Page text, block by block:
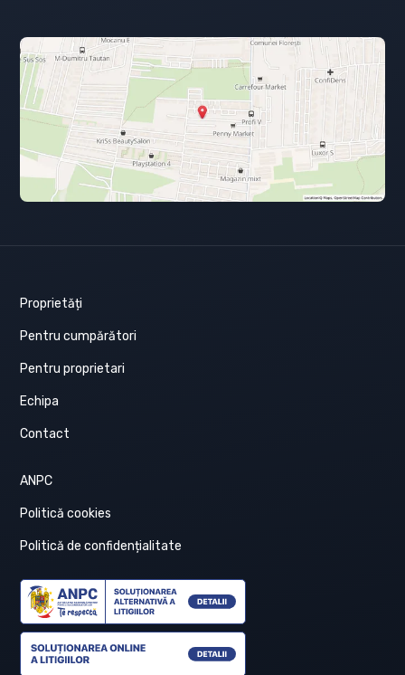
Proprietăți
Pentru cumpărători
Pentru proprietari
Echipa
Contact
ANPC
Politică cookies
Politică de confidențialitate